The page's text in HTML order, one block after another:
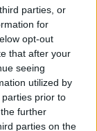
parties, or
for
opt-out
that after your
seeing
utilized by
prior to
further
parties on the
e is de
in sa partida
bincit at a podi
de sa
«Contro
ma con la